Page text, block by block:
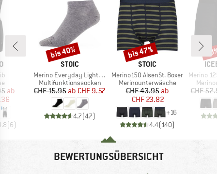
Preis
ab
(6)
MARKE
STOIC
Artikel
Merino Everyday Light No Show Socks
Produktgruppe
Multifunktionssocken
Preis
CHF 15.95 reduzierter Preis
ab CHF 9.57
4.7(47)
Rabatt
bis 40%
MARKE
STOIC
Artikel
Merino150 AlsenSt. Boxer
Produktgruppe
Merinounterwäsche
Preis
CHF 43.95reduzierter Preis
ab
CHF 23.82
+16
4.4(140)
Rabatt
bis 47%
Artikel
Merino 125
CHF
BEWERTUNGSÜBERSICHT